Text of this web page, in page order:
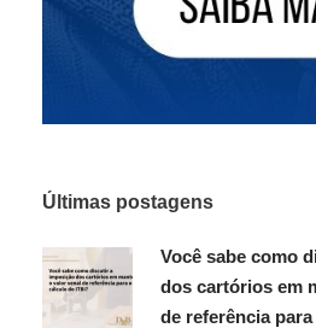
Últimas postagens
Você sabe como
dos cartórios em
de referência